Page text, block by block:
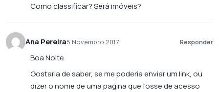
Como classificar? Será imóveis?
Ana Pereira5 Novembro 2017 Responder
Boa Noite
Gostaria de saber, se me poderia enviar um link, ou
dizer o nome de uma pagina que fosse de acesso